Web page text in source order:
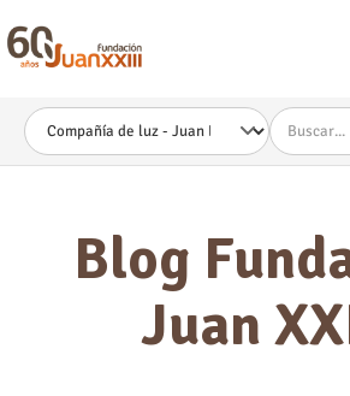
este
sitio
incluye
sistema
Blog
Juan